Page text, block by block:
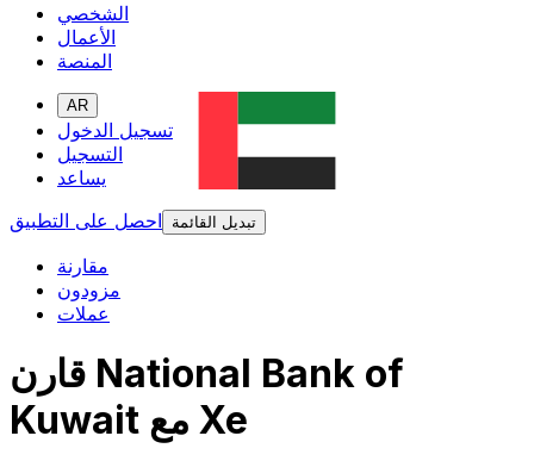
الشخصي
الأعمال
المنصة
AR
تسجيل الدخول
التسجيل
يساعد
احصل على التطبيق
تبديل القائمة
مقارنة
مزودون
عملات
قارن National Bank of
Kuwait مع Xe